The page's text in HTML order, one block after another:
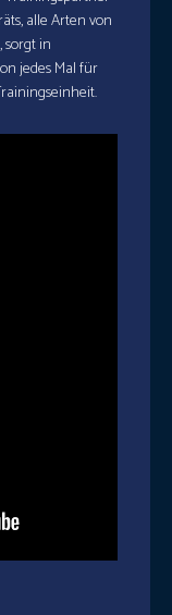
alle Arten von
sorgt in
jedes Mal für